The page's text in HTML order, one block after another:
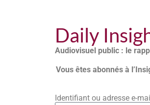
Daily
Audiovisuel public : le
Vous êtes abonnés à
Identifiant ou adresse e-mail